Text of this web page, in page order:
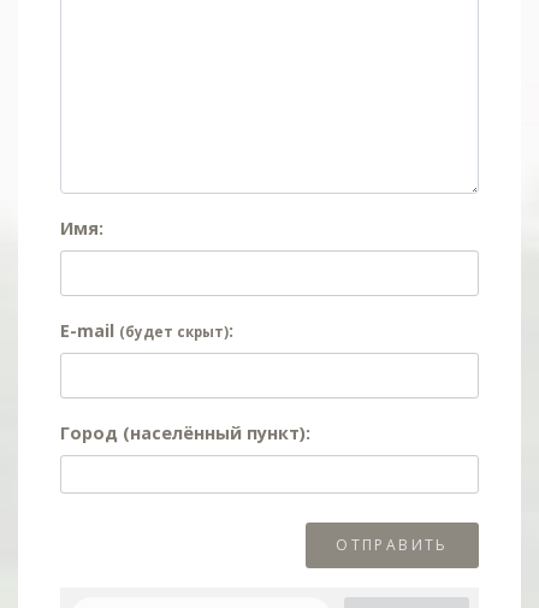
Имя:
E-mail (будет скрыт):
Город (населённый пункт):